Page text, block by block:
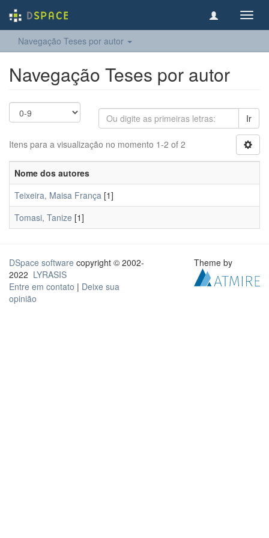
Navegação Teses por autor
Navegação Teses por autor
Ir
Itens para a visualização no momento 1-2 of 2
Nome dos autores
Teixeira, Maisa França [1]
Tomasi, Tanize [1]
DSpace software copyright © 2002-
2022 LYRASIS
Entre em contato | Deixe sua
opinião
Theme by